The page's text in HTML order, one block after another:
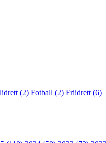
(2) Fotball (2) Friidrett (6)